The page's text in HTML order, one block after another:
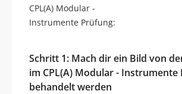
CPL(A) Modular -
Instrumente Prüfung:
Schritt 1: Mach dir ein Bild von
im CPL(A) Modular - Instrumente
behandelt werden